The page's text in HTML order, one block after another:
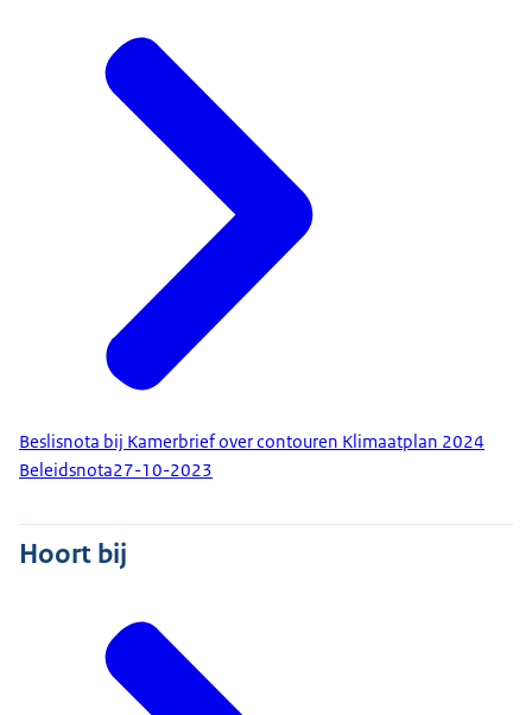
Beslisnota bij Kamerbrief over contouren Klimaatplan 2024
Beleidsnota27-10-2023
Hoort bij